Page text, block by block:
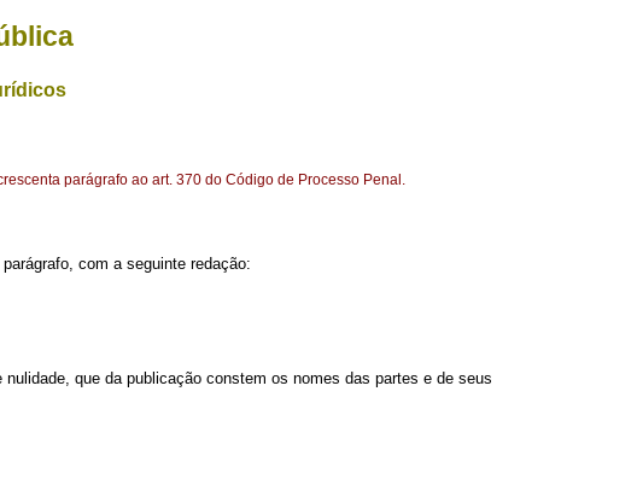
parágrafo ao art. 370 do Código de Processo Penal.
com a seguinte redação:
que da publicação constem os nomes das partes e de seus